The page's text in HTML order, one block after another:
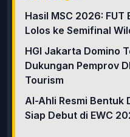
Hasil MSC 2026: FUT
Lolos ke Semifinal
HGI Jakarta Domino
Dukungan Pemprov
Tourism
Al-Ahli Resmi Bentuk
Siap Debut di EWC